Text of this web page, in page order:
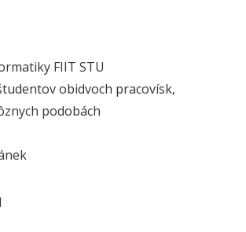
FIIT STU
obidvoch pracovísk,
podobách